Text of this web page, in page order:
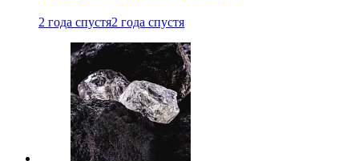
2 года спустя2 года спустя